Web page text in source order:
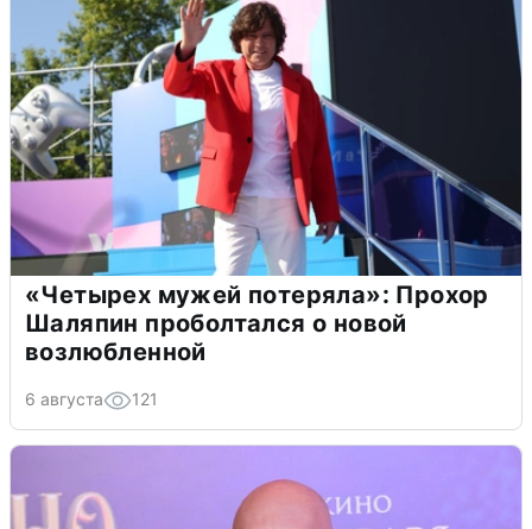
«Четырех мужей потеряла»: Прохор
Шаляпин проболтался о новой
возлюбленной
6 августа 121